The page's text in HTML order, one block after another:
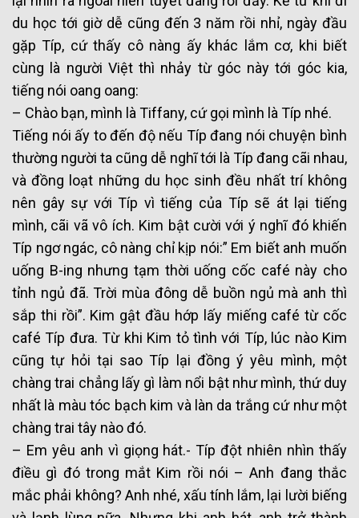
du học tới giờ dễ cũng đến 3 năm rồi nhỉ, ngày đầu
gặp Típ, cứ thấy cô nàng ấy khác lắm cơ, khi biết
cùng là người Việt thì nhảy từ góc này tới góc kia,
tiếng nói oang oang:
– Chào bạn, mình là Tiffany, cứ gọi mình là Típ nhé.
Tiếng nói ấy to đến độ nếu Típ đang nói chuyện bình
thường người ta cũng dễ nghĩ tới là Típ đang cãi nhau,
và đồng loạt những du học sinh đều nhất trí không
nên gây sự với Típ vì tiếng của Típ sẽ át lại tiếng
mình, cãi vã vô ích. Kim bật cười với ý nghĩ đó khiến
Típ ngơ ngác, cô nàng chỉ kịp nói:” Em biết anh muốn
uống B-ing nhưng tạm thời uống cốc café này cho
tỉnh ngủ đã. Trời mùa đông dễ buồn ngủ mà anh thì
sắp thi rồi”. Kim gật đầu hớp lấy miếng café từ cốc
café Típ đưa. Từ khi Kim tỏ tình với Típ, lúc nào Kim
cũng tự hỏi tại sao Típ lại đồng ý yêu mình, một
chàng trai chẳng lấy gì làm nổi bật như mình, thứ duy
nhất là màu tóc bạch kim và làn da trắng cứ như một
chàng trai tây nào đó.
– Em yêu anh vì giọng hát.- Típ đột nhiên nhìn thấy
điều gì đó trong mắt Kim rồi nói – Anh đang thắc
mắc phải không? Anh nhé, xấu tính lắm, lại lười biếng